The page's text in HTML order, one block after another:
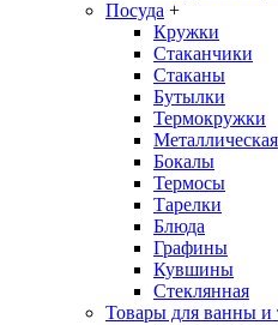
Посуда +
Кружки
Стаканчики
Стаканы
Бутылки
Термокружки
Металлическая
Бокалы
Термосы
Тарелки
Блюда
Графины
Кувшины
Стеклянная
Товары для ванны и